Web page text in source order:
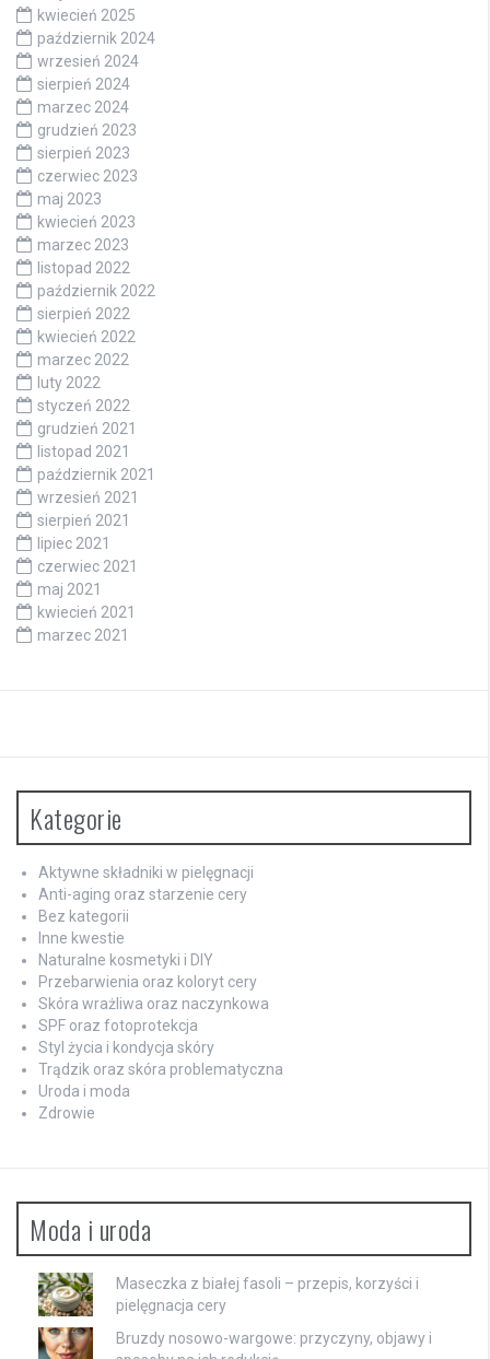
kwiecień 2025
październik 2024
wrzesień 2024
sierpień 2024
marzec 2024
grudzień 2023
sierpień 2023
czerwiec 2023
maj 2023
kwiecień 2023
marzec 2023
listopad 2022
październik 2022
sierpień 2022
kwiecień 2022
marzec 2022
luty 2022
styczeń 2022
grudzień 2021
listopad 2021
październik 2021
wrzesień 2021
sierpień 2021
lipiec 2021
czerwiec 2021
maj 2021
kwiecień 2021
marzec 2021
Kategorie
Aktywne składniki w pielęgnacji
Anti-aging oraz starzenie cery
Bez kategorii
Inne kwestie
Naturalne kosmetyki i DIY
Przebarwienia oraz koloryt cery
Skóra wrażliwa oraz naczynkowa
SPF oraz fotoprotekcja
Styl życia i kondycja skóry
Trądzik oraz skóra problematyczna
Uroda i moda
Zdrowie
Moda i uroda
Maseczka z białej fasoli – przepis, korzyści i
pielęgnacja cery
Bruzdy nosowo-wargowe: przyczyny, objawy i